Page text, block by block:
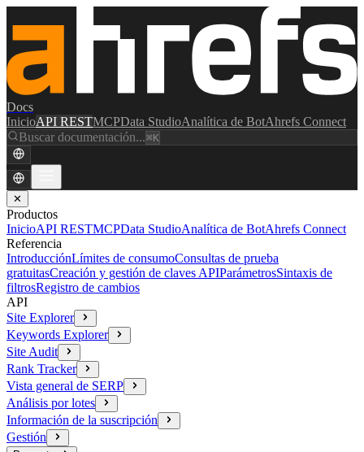
Docs
InicioAPI RESTMCPData StudioAnalítica de BotAhrefs Connect
Buscar documentación...⌘K
✕
Productos
InicioAPI RESTMCPData StudioAnalítica de BotAhrefs Connect
Referencia
IntroducciónLímites de consumoConsultas de prueba
gratuitasCreación y gestión de claves APIParámetrosSintaxis de
filtrosRegistro de cambios
API
Site Explorer
Keywords Explorer
Site Audit
Rank Tracker
Vista general de SERP
Análisis por lotes
Información de la suscripción
Gestión